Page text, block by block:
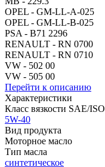
OPEL - GM-LL-A-025
OPEL - GM-LL-B-025
PSA - B71 2296
RENAULT - RN 0700
RENAULT - RN 0710
VW - 502 00
VW - 505 00
Перейти к описанию
Характеристики
Класс вязкости SAE/ISO
5W-40
Вид продукта
Моторное масло
Тип масла
синтетическое